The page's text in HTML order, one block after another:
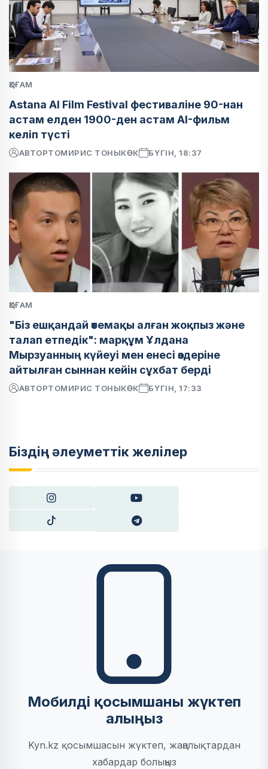
ҚОҒАМ
Astana AI Film Festival фестиваліне 90-нан
астам елден 1900-ден астам AI-фильм
келіп түсті
АВТОРТОМИРИС ТОНЫКӨК БҮГІН, 18:37
ҚОҒАМ
"Біз ешқандай өтемақы алған жоқпыз және
талап етпедік": марқұм Ұлдана
Мырзуанның күйеуі мен енесі өздеріне
айтылған сыннан кейін сұхбат берді
АВТОРТОМИРИС ТОНЫКӨК БҮГІН, 17:33
Біздің әлеуметтік желілер
Мобилді қосымшаны жүктеп
алыңыз
Kyn.kz қосымшасын жүктеп, жаңалықтардан
хабардар болыңыз